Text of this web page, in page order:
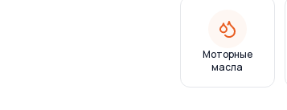
Моторные
масла